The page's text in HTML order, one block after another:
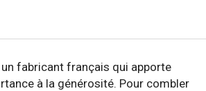
fabricant français qui apporte
à la générosité. Pour combler